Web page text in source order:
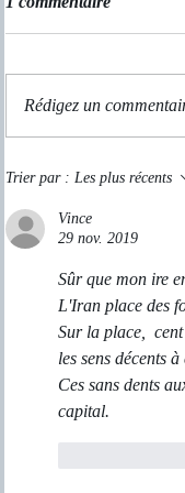
Rédigez un
Trier par : Les plus récents
Vince
29 nov. 2019
Sûr que mon ire
L'Iran place des
Sur la place,
les sens décents
Ces sans dents
capital.